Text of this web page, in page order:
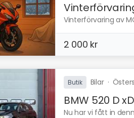
Vinterförvaring av
2 000 kr
Butik Bilar·
BMW 520 D
Nu har vi fått in